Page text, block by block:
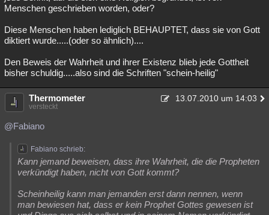
Menschen geschrieben worden, oder?
Diese Menschen haben lediglich BEHAUPTET, dass sie von Gott
diktiert wurde.....(oder so ähnlich)....
Den Beweis der Wahrheit und ihrer Existenz blieb jede Gottheit
bisher schuldig.....also sind die Schriften "schein-heilig"
Thermometer 13.07.2010 um 14:03
versteckt
@Fabiano
Fabiano schrieb:
Kann jemand beweisen, dass ihre Wahrheit, die die Propheten
verkündigt haben, nicht von Gott kommt?
Scheinheilig kann man jemanden erst dann nennen, wenn
man bewiesen hat, dass er kein Prophet Gottes gewesen ist